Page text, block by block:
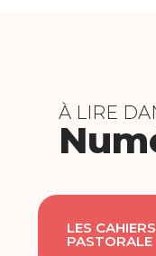
À LIRE
LES
PASTORALE